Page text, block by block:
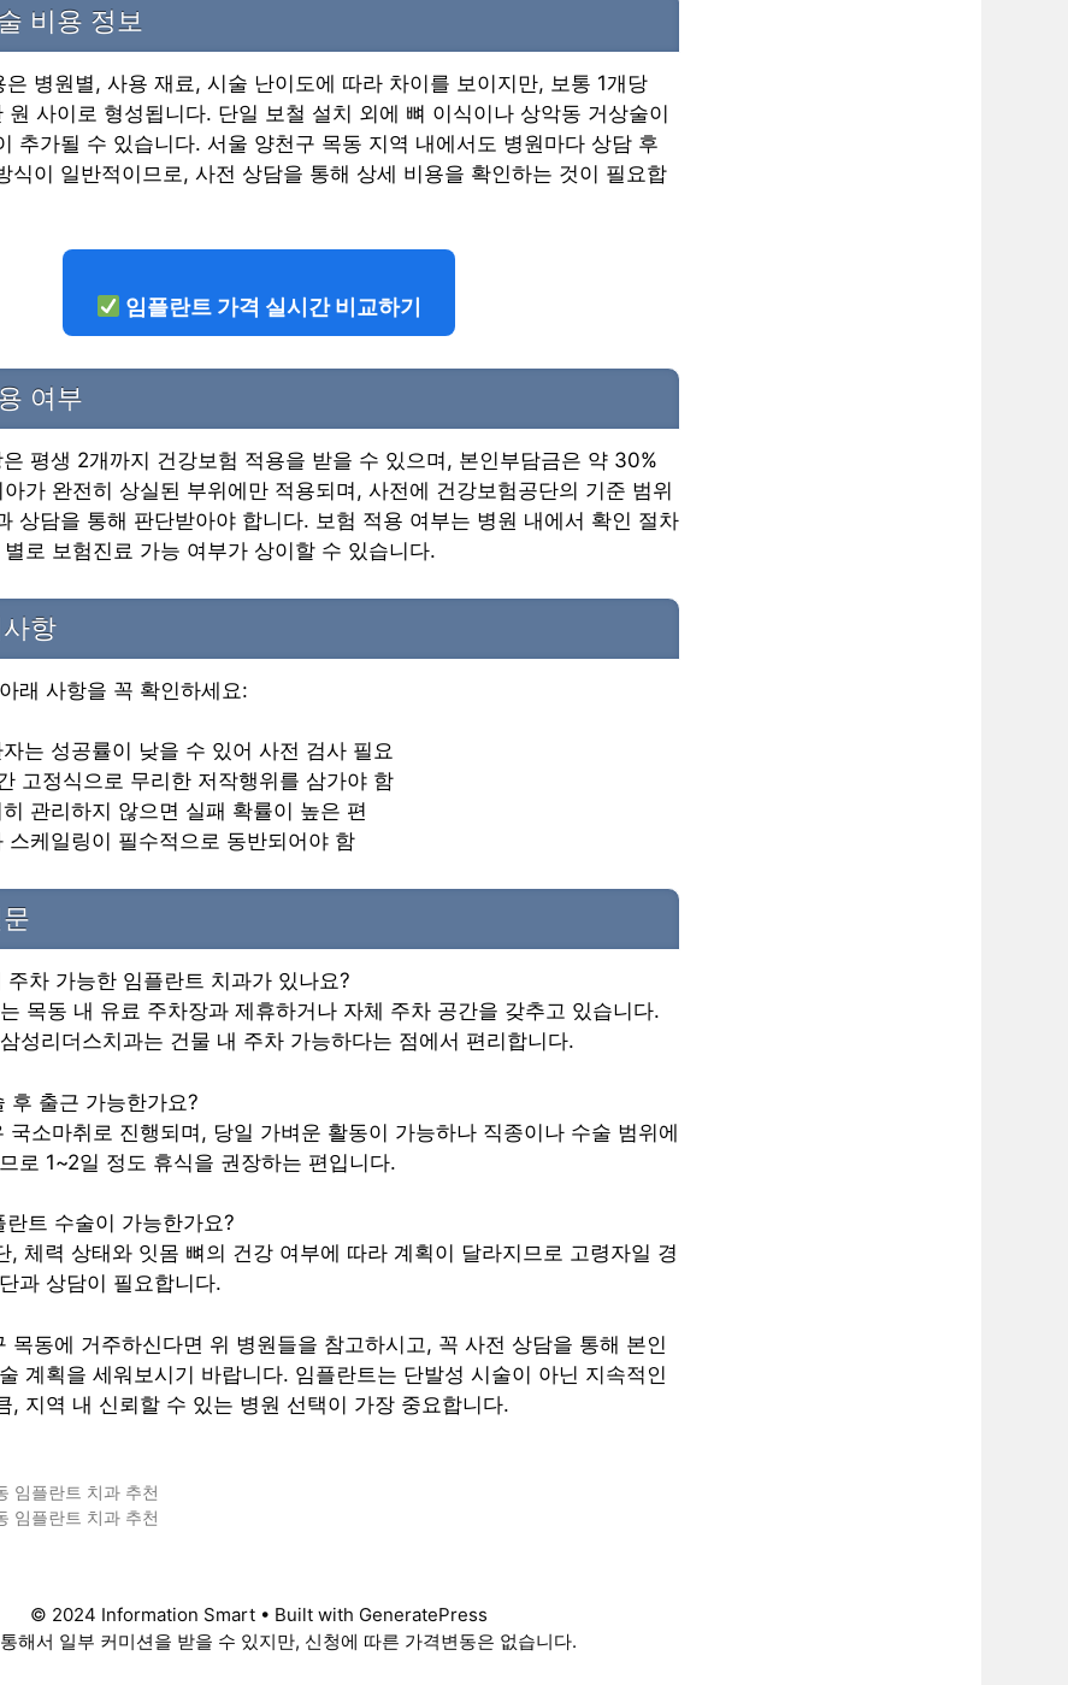
비용 정보
은 병원별, 사용 재료, 시술 난이도에 따라 차이를 보이지만, 보통 1개당
사이로 형성됩니다. 단일 보철 설치 외에 뼈 이식이나 상악동 거상술이
추가될 수 있습니다. 서울 양천구 목동 지역 내에서도 병원마다 상담 후
식이 일반적이므로, 사전 상담을 통해 상세 비용을 확인하는 것이 필요합
임플란트 가격 실시간 비교하기
여부
평생 2개까지 건강보험 적용을 받을 수 있으며, 본인부담금은 약 30%
가 완전히 상실된 부위에만 적용되며, 사전에 건강보험공단의 기준 범위
상담을 통해 판단받아야 합니다. 보험 적용 여부는 병원 내에서 확인 절차
로 보험진료 가능 여부가 상이할 수 있습니다.
항
래 사항을 꼭 확인하세요:
는 성공률이 낮을 수 있어 사전 검사 필요
고정식으로 무리한 저작행위를 삼가야 함
관리하지 않으면 실패 확률이 높은 편
스케일링이 필수적으로 동반되어야 함
주차 가능한 임플란트 치과가 있나요?
목동 내 유료 주차장과 제휴하거나 자체 주차 공간을 갖추고 있습니다.
성리더스치과는 건물 내 주차 가능하다는 점에서 편리합니다.
후 출근 가능한가요?
국소마취로 진행되며, 당일 가벼운 활동이 가능하나 직종이나 수술 범위에
로 1~2일 정도 휴식을 권장하는 편입니다.
트 수술이 가능한가요?
, 체력 상태와 잇몸 뼈의 건강 여부에 따라 계획이 달라지므로 고령자일 경
과 상담이 필요합니다.
목동에 거주하신다면 위 병원들을 참고하시고, 꼭 사전 상담을 통해 본인
계획을 세워보시기 바랍니다. 임플란트는 단발성 시술이 아닌 지속적인
, 지역 내 신뢰할 수 있는 병원 선택이 가장 중요합니다.
임플란트 치과 추천
임플란트 치과 추천
© 2024 Information Smart • Built with GeneratePress
해서 일부 커미션을 받을 수 있지만, 신청에 따른 가격변동은 없습니다.